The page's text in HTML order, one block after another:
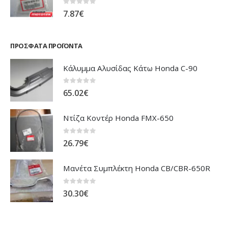
0out of 5
7.87€
ΠΡΌΣΦΑΤΑ ΠΡΟΪΌΝΤΑ
Κάλυμμα Αλυσίδας Κάτω Honda C-90
0out of 5
65.02€
Ντίζα Κοντέρ Honda FMX-650
0 out of 5
26.79€
Μανέτα Συμπλέκτη Honda CB/CBR-650R
0 out of 5
30.30€